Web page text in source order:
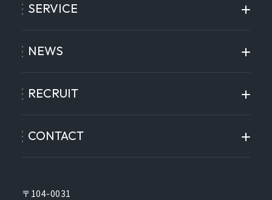
〒104-0031
SERVICE
NEWS
RECRUIT
CONTACT